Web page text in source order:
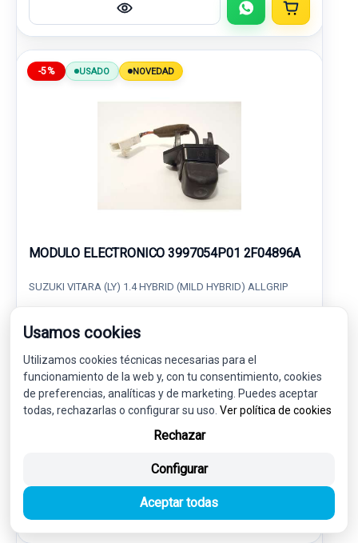
-5% USADO NOVEDAD
MODULO ELECTRONICO 3997054P01 2F04896A
SUZUKI VITARA (LY) 1.4 HYBRID (MILD HYBRID) ALLGRIP
60,00 €
57,00 € sin IVA.
68,97 € (IVA incl.)
Ref: 7735317 OEM: 3997054P01
Garantía 1 año Envío 24-48h
MOTOR / ADMISION / ESCAPE 1
Usamos cookies
Utilizamos cookies técnicas necesarias para el
funcionamiento de la web y, con tu consentimiento, cookies
de preferencias, analíticas y de marketing. Puedes aceptar
todas, rechazarlas o configurar su uso. Ver política de cookies
Rechazar
Configurar
Aceptar todas